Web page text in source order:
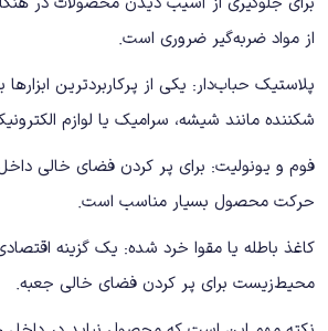
از مواد ضربه‌گیر ضروری است.
پلاستیک حباب‌دار: یکی از پرکاربردترین
شکننده مانند شیشه، سرامیک یا لوازم
فوم و یونولیت: برای پر کردن فضای خالی
حرکت محصول بسیار مناسب است.
کاغذ باطله یا مقوا خرد شده: یک گزینه
محیط‌زیست برای پر کردن فضای خالی جعبه.